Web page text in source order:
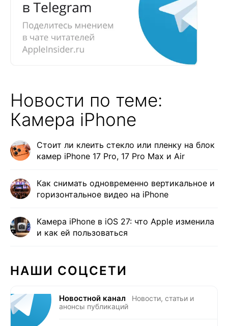
Новости по теме:
Камера iPhone
Стоит ли клеить стекло или пленку на блок
камер iPhone 17 Pro, 17 Pro Max и Air
Как снимать одновременно вертикальное и
горизонтальное видео на iPhone
Камера iPhone в iOS 27: что Apple изменила
и как ей пользоваться
НАШИ СОЦСЕТИ
Новостной канал
Новости, статьи и
анонсы публикаций